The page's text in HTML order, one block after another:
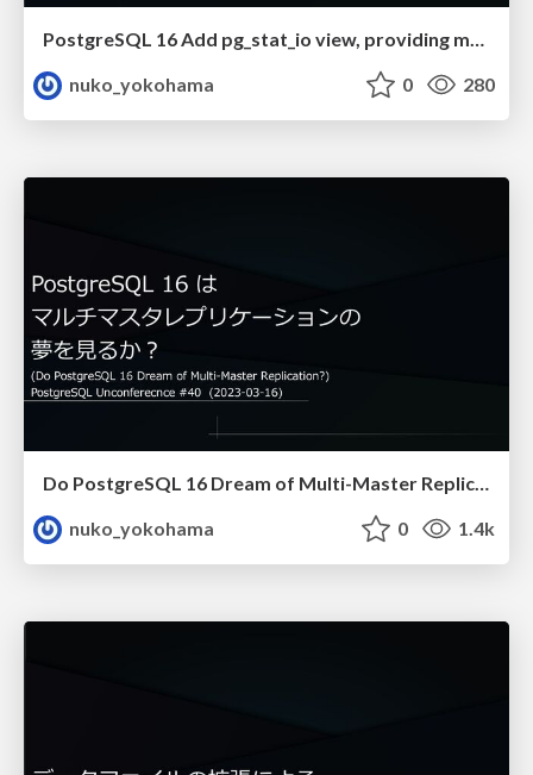
PostgreSQL 16 Add pg_stat_io view, providing more detailed IO statistics
nuko_yokohama
0 280
nuko_yokohama
0 1.4k